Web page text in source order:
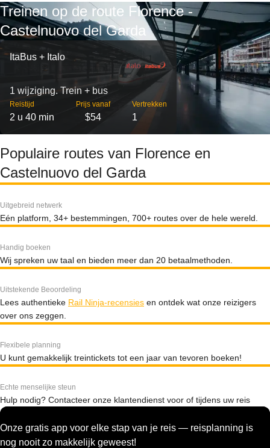
Treinen op de route Florence -
Castelnuovo del Garda
ItaBus + Italo
1 wijziging. Trein + bus
Reistijd
2 u 40 min
Prijs vanaf
$54
Vertrekken
1
Populaire routes van Florence en
Castelnuovo del Garda
Uitgebreid netwerk
Eén platform, 34+ bestemmingen, 700+ routes over de hele wereld.
Handig boeken
Wij spreken uw taal en bieden meer dan 20 betaalmethoden.
Uitstekende Beoordeling
Lees authentieke Rail Ninja-recensies en ontdek wat onze reizigers
over ons zeggen.
Flexibele planning
U kunt gemakkelijk treintickets tot een jaar van tevoren boeken!
Echte menselijke steun
Hulp nodig? Contacteer onze klantendienst voor of tijdens uw reis
Onze gratis app voor elke stap van je reis — reisplanning is
nog nooit zo makkelijk geweest!